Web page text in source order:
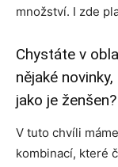
množství. I zde
Chystáte v
nějaké
jako je ženšen?
V tuto chvíli
kombinací, které